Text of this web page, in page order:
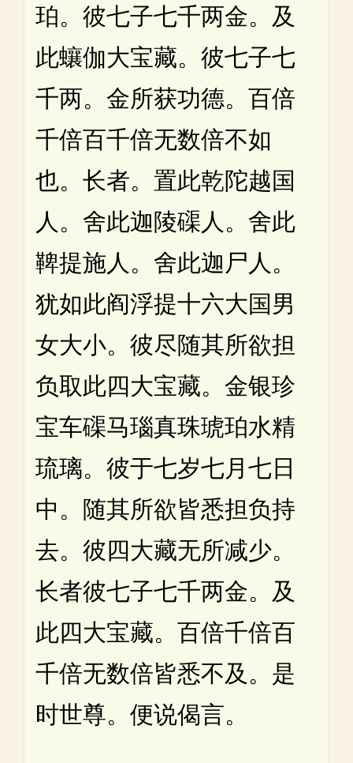
珀。彼七子七千两金。及
此蠰伽大宝藏。彼七子七
千两。金所获功德。百倍
千倍百千倍无数倍不如
也。长者。置此乾陀越国
人。舍此迦陵磲人。舍此
鞞提施人。舍此迦尸人。
犹如此阎浮提十六大国男
女大小。彼尽随其所欲担
负取此四大宝藏。金银珍
宝车磲马瑙真珠琥珀水精
琉璃。彼于七岁七月七日
中。随其所欲皆悉担负持
去。彼四大藏无所减少。
长者彼七子七千两金。及
此四大宝藏。百倍千倍百
千倍无数倍皆悉不及。是
时世尊。便说偈言。